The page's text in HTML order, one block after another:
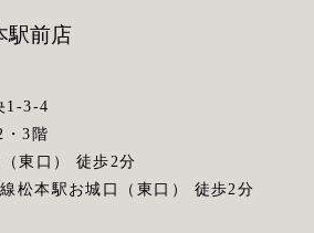
駅前店
1-3-4
・3階
東口） 徒歩2分
松本駅お城口（東口） 徒歩2分